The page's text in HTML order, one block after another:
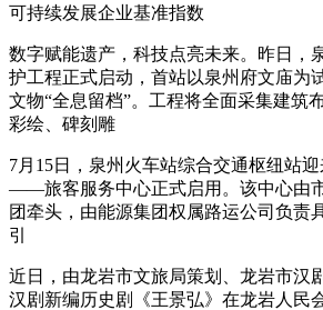
可持续发展企业基准指数
数字赋能遗产，科技点亮未来。昨日，
护工程正式启动，首站以泉州府文庙为
文物“全息留档”。工程将全面采集建筑
彩绘、碑刻雕
7月15日，泉州火车站综合交通枢纽站
——旅客服务中心正式启用。该中心由
团牵头，由能源集团权属路运公司负责
引
近日，由龙岩市文旅局策划、龙岩市汉
汉剧新编历史剧《王景弘》在龙岩人民